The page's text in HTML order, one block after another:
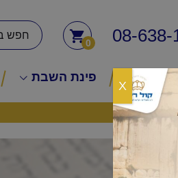
08-638-
0
פינת השבת
X